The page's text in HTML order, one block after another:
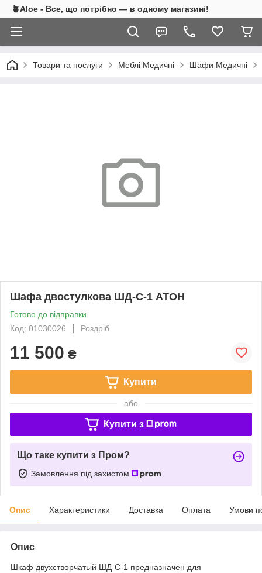
🪴Aloe - Все, що потрібно — в одному магазині!
Товари та послуги Меблі Медичні Шафи Медичні
Шафа двостулкова ШД-С-1 АТОН
Готово до відправки
Код: 01030026
Роздріб
11 500 ₴
Купити
або
Купити з
Що таке купити з Пром?
Замовлення під захистом
Опис Характеристики Доставка Оплата Умови
Опис
Шкаф двухстворчатый ШД-С-1 предназначен для